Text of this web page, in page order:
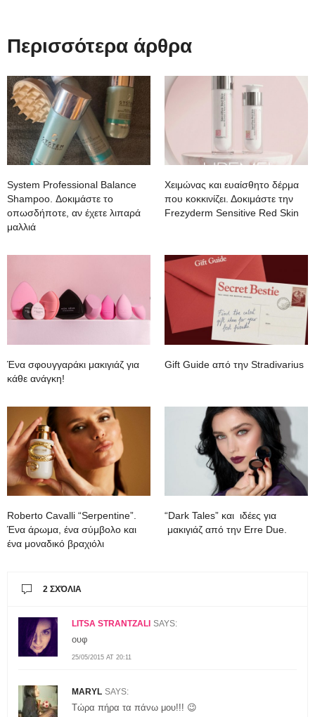
Περισσότερα άρθρα
System Professional Balance
Shampoo. Δοκιμάστε το
οπωσδήποτε, αν έχετε λιπαρά
μαλλιά
Χειμώνας και ευαίσθητο δέρμα
που κοκκινίζει. Δοκιμάστε την
Frezyderm Sensitive Red Skin
Ένα σφουγγαράκι μακιγιάζ για
κάθε ανάγκη!
Gift Guide από την Stradivarius
Roberto Cavalli “Serpentine”.
Ένα άρωμα, ένα σύμβολο και
ένα μοναδικό βραχιόλι
“Dark Tales” και ιδέες για
μακιγιάζ από την Erre Due.
2 ΣΧΌΛΙΑ
LITSA STRANTZALI SAYS:
25/05/2015 AT 20:11
ουφ
MARYL SAYS:
Τώρα πήρα τα πάνω μου!!! 😉